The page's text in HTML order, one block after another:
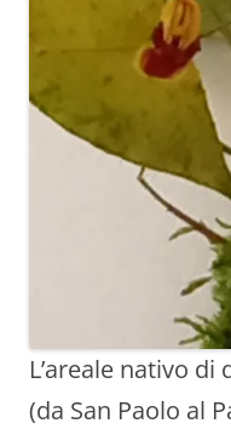
L’areale nativo
(da San Paolo al